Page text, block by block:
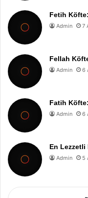
Fetih
Admin 7
Fellah
Admin 6
Fatih
Admin 6
En Lezzetli
Admin 5